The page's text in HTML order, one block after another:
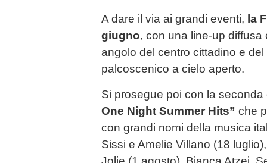
A dare il via ai grandi eventi, la
giugno, con una line-up diffusa
angolo del centro cittadino e
palcoscenico a cielo aperto.
Si prosegue poi con la
One Night Summer Hits” che
con grandi nomi della musica
Sissi e Amelie Villano (18